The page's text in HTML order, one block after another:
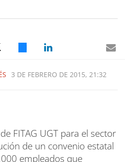
3 DE FEBRERO DE 2015, 21:32
FITAG UGT para el sector
de un convenio estatal
empleados que